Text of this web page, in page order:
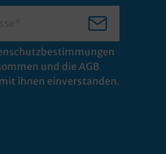
und die AGB
ihnen einverstanden.